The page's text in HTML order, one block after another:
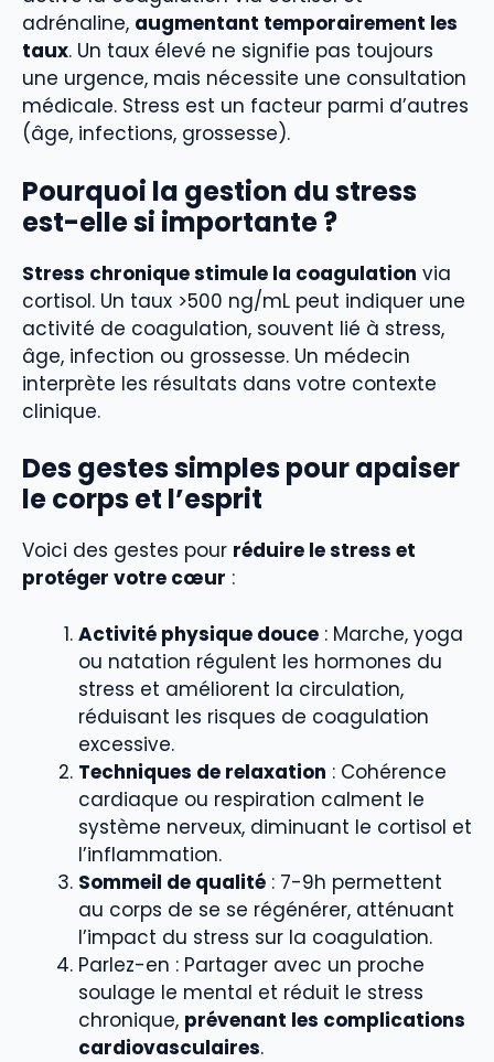
adrénaline, augmentant temporairement les
taux. Un taux élevé ne signifie pas toujours
une urgence, mais nécessite une consultation
médicale. Stress est un facteur parmi d’autres
(âge, infections, grossesse).
Pourquoi la gestion du stress
est-elle si importante ?
Stress chronique stimule la coagulation via
cortisol. Un taux >500 ng/mL peut indiquer une
activité de coagulation, souvent lié à stress,
âge, infection ou grossesse. Un médecin
interprète les résultats dans votre contexte
clinique.
Des gestes simples pour apaiser
le corps et l’esprit
Voici des gestes pour réduire le stress et
protéger votre cœur :
Activité physique douce : Marche, yoga
ou natation régulent les hormones du
stress et améliorent la circulation,
réduisant les risques de coagulation
excessive.
Techniques de relaxation : Cohérence
cardiaque ou respiration calment le
système nerveux, diminuant le cortisol et
l’inflammation.
Sommeil de qualité : 7-9h permettent
au corps de se se régénérer, atténuant
l’impact du stress sur la coagulation.
Parlez-en : Partager avec un proche
soulage le mental et réduit le stress
chronique, prévenant les complications
cardiovasculaires.